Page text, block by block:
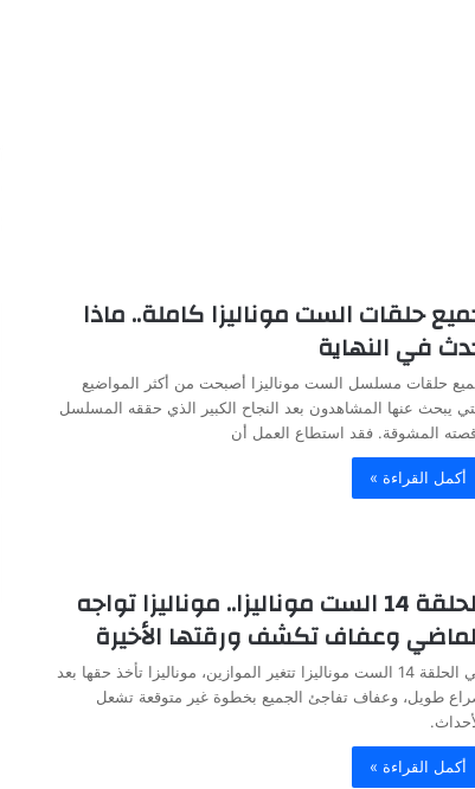
حلقات الست موناليزا كاملة.. ماذا
في النهاية
حلقات مسلسل الست موناليزا أصبحت من أكثر المواضيع
يبحث عنها المشاهدون بعد النجاح الكبير الذي حققه المسلسل
المشوقة. فقد استطاع العمل أن
أكمل القراءة »
الحلقة 14 الست موناليزا.. موناليزا تواجه
وعفاف تكشف ورقتها الأخيرة
في الحلقة 14 الست موناليزا تتغير الموازين، موناليزا تأخذ حقها بعد
طويل، وعفاف تفاجئ الجميع بخطوة غير متوقعة تشعل
أكمل القراءة »